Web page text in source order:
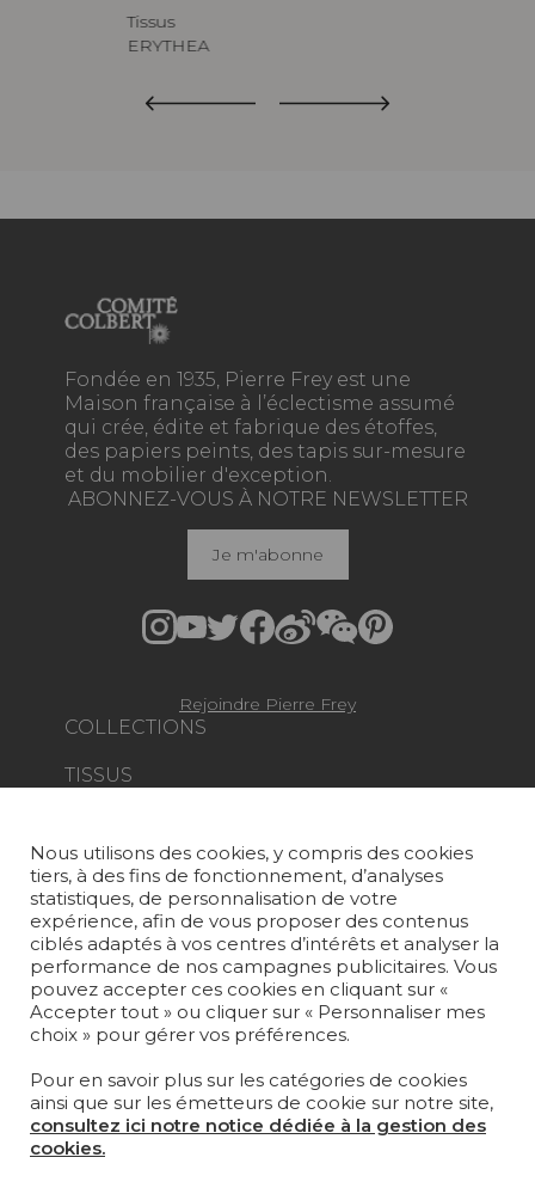
Tissus
ERYTHEA
Fondée en 1935, Pierre Frey est une
Maison française à l’éclectisme assumé
qui crée, édite et fabrique des étoffes,
des papiers peints, des tapis sur-mesure
et du mobilier d'exception.
COLLECTIONS
TISSUS
TAPIS ET MOQUETTES
MOBILIER
PROJETS
SUR-MESURE
MAGAZINE
LA MAISON
OÙ NOUS TROUVER ?
ABONNEZ-VOUS À NOTRE NEWSLETTER
Je m'abonne
Rejoindre Pierre Frey
Nous utilisons des cookies, y compris des cookies
tiers, à des fins de fonctionnement, d’analyses
statistiques, de personnalisation de votre
expérience, afin de vous proposer des contenus
ciblés adaptés à vos centres d’intérêts et analyser la
performance de nos campagnes publicitaires. Vous
pouvez accepter ces cookies en cliquant sur «
Accepter tout » ou cliquer sur « Personnaliser mes
choix » pour gérer vos préférences.
Pour en savoir plus sur les catégories de cookies
ainsi que sur les émetteurs de cookie sur notre site,
consultez ici notre notice dédiée à la gestion des
cookies.